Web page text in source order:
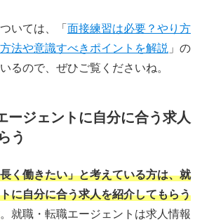
いては、「 面接練習は必要？やり方
法や意識すべきポイントを解説 」の
るので、ぜひご覧くださいね。
ージェントに自分に合う求人
う
く働きたい」と考えている方は、就
に自分に合う求人を紹介してもらう
。就職・転職エージェントは求人情報